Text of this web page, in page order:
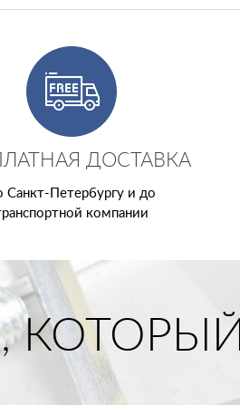
ДОСТАВКА
Санкт-Петербургу и до
компании
КОТОРЫЙ